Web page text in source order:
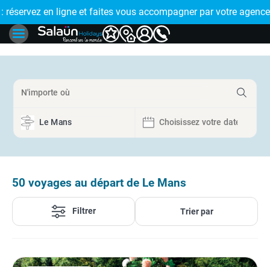
de proximité
EN PLUSIEURS FOIS : réglez votre voyage en 4x avec FLOA
50 voyages au départ de Le Mans
Filtrer Trier par